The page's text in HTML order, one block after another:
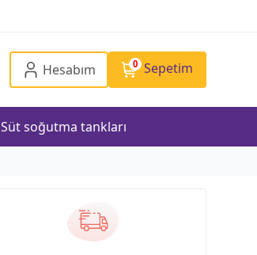
Hesabım 0 Sepetim
Süt soğutma tankları